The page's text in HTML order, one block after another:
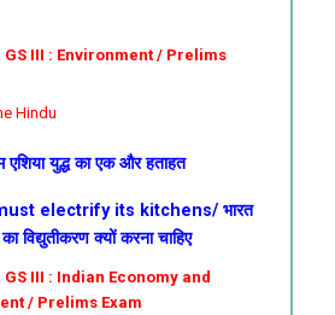
GS III : Environment / Prelims
Hindu
एशिया युद्ध का एक और हताहत
electrify its kitchens/भारत
विद्युतीकरण क्यों करना चाहिए
III : Indian Economy and
/ Prelims Exam